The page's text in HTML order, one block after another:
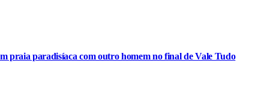
praia paradisíaca com outro homem no final de Vale Tudo